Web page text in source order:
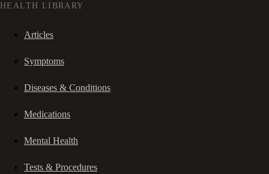
HEALTH LIBRARY
Articles
Symptoms
Diseases & Conditions
Medications
Mental Health
Tests & Procedures